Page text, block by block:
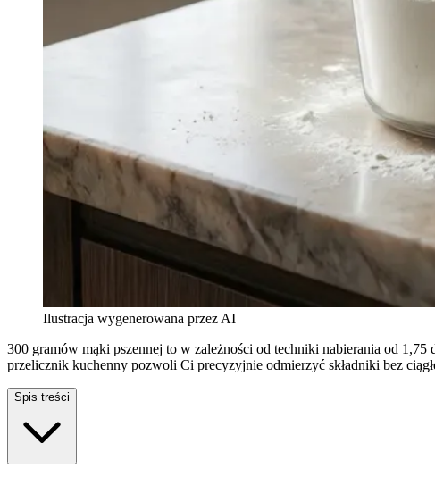
Ilustracja wygenerowana przez AI
300 gramów mąki pszennej to w zależności od techniki nabierania od
przelicznik kuchenny pozwoli Ci precyzyjnie odmierzyć składniki bez
Spis treści